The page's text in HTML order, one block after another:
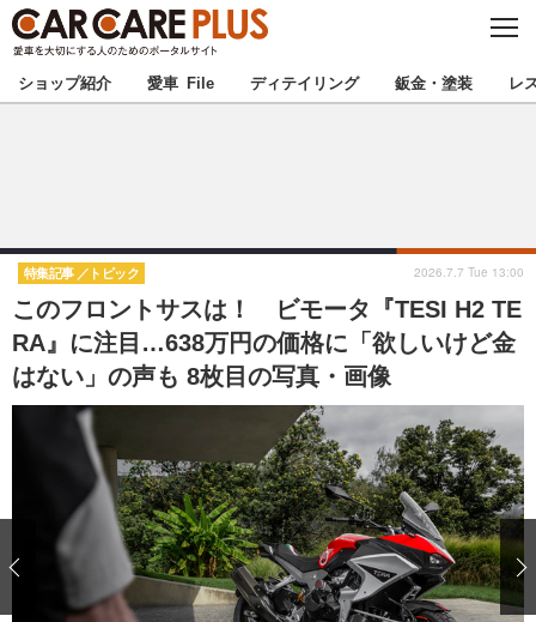
C
S
E
★カーケアプラス認定★ 厳選プロショップを地域から探す
甲信越 北陸
東海 関西
中国 四国
九州
注目の記事
ショップレポート 愛車 File
自動車豆知識 ストップ！不具合修理＆粗悪修理
ディテイリング
ディテイリング 洗車
鈑金・塗装
ショップ紹介 愛車 File ディテイリング 鈑金・塗装 レ
このフロントサスは！ ビモータ『TESI H2 TE
RA』に注目…638万円の価格に「欲しいけど金
はない」の声も 8枚目の写真・画像
特集記事 トピック 2026.7.7 Tue 13:00